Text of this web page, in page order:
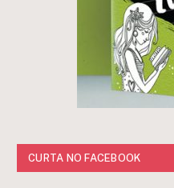
CURTA NO FACEBOOK